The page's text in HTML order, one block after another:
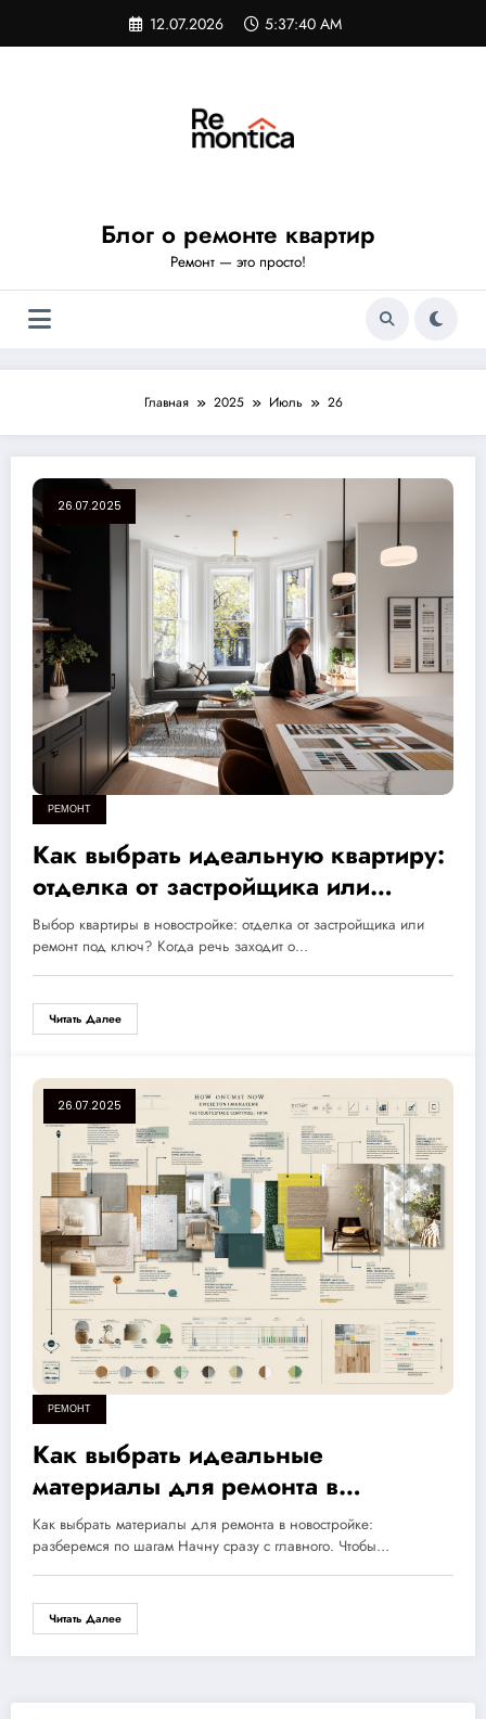
содержимому
12.07.2026 5:37:40 AM
Блог о ремонте квартир
Ремонт — это просто!
Главная 2025 Июль 26
26.07.2025
РЕМОНТ
Как выбрать идеальную квартиру:
отделка от застройщика или
ремонт под ключ – советы для
грамотного выбора!
Выбор квартиры в новостройке: отделка от застройщика или
ремонт под ключ? Когда речь заходит о…
Читать Далее
26.07.2025
РЕМОНТ
Как выбрать идеальные
материалы для ремонта в
новостройке: 10 шагов к уюту и
экономии бюджета
Как выбрать материалы для ремонта в новостройке:
разберемся по шагам Начну сразу с главного. Чтобы…
Читать Далее